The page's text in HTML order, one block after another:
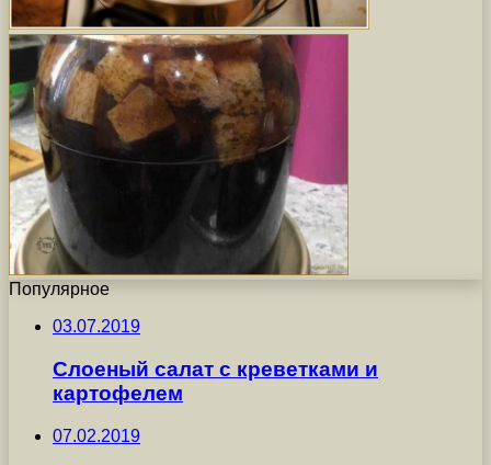
Популярное
03.07.2019
Слоеный салат с креветками и
картофелем
07.02.2019